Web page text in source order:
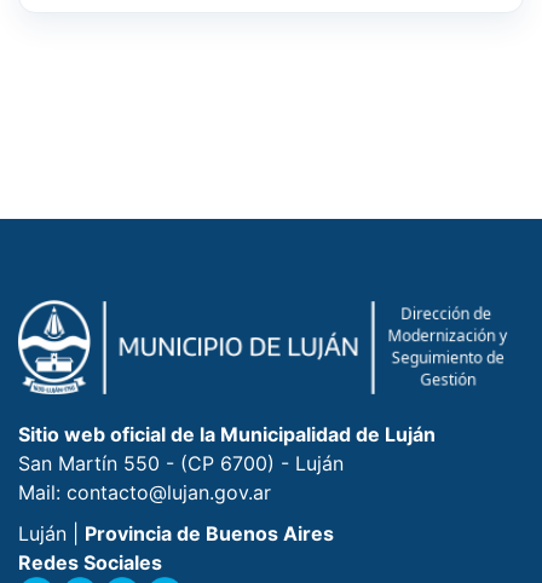
Sitio web oficial de la Municipalidad de Luján
San Martín 550 - (CP 6700) - Luján
Mail: contacto@lujan.gov.ar
Luján | Provincia de Buenos Aires
Redes Sociales